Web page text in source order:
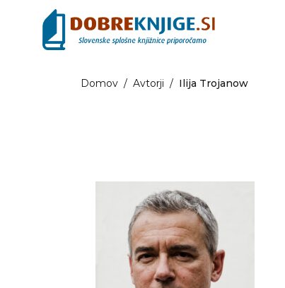
Domov / Avtorji / Ilija Trojanow